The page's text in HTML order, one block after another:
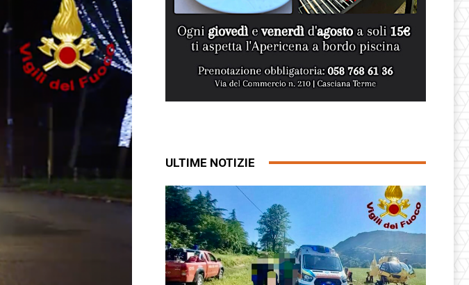
ULTIME NOTIZIE